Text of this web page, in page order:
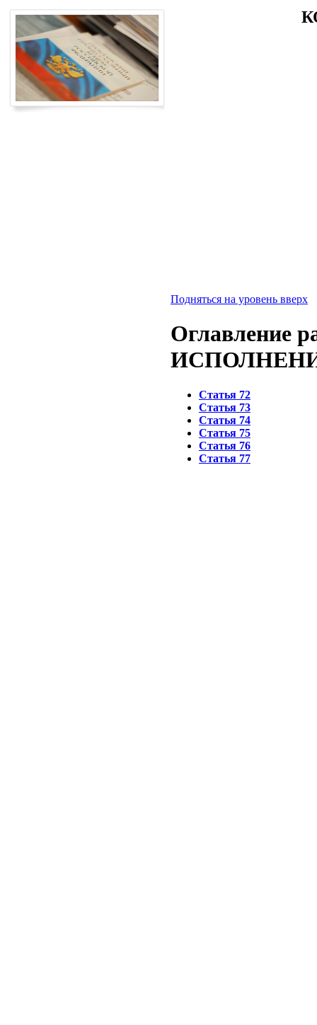
Подняться на уровень вверх
Оглавление
Статья 72
Статья 73
Статья 74
Статья 75
Статья 76
Статья 77